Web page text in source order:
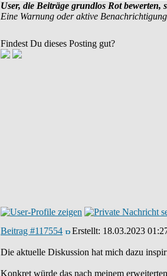
User, die Beiträge grundlos Rot
Eine Warnung oder aktive
Findest Du dieses Posting gut?
Beitrag #117554 Erstellt: 18.03.2023
Die aktuelle Diskussion hat mich dazu
Konkret würde das nach meinem